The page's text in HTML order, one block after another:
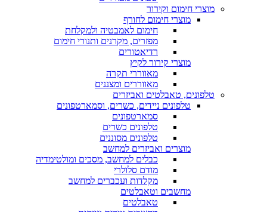
מוצרי חימום וקירור
מוצרי חימום לחורף
חימום לאמבטיה ולמקלחת
מפזרים, מקרנים ותנורי חימום
רדיאטורים
מוצרי קירור לקיץ
מאווררי תקרה
מאווררים ומצננים
טלפונים, טאבלטים ואביזרים
טלפונים ניידים, כשרים, וסמארטפונים
סמארטפונים
טלפונים כשרים
טלפונים מסוננים
מוצרים ואביזרים למחשב
כבלים למחשב, מסכים ומולטימדיה
מודם סלולרי
מקלדות ועכברים למחשב
מחשבים וטאבלטים
טאבלטים